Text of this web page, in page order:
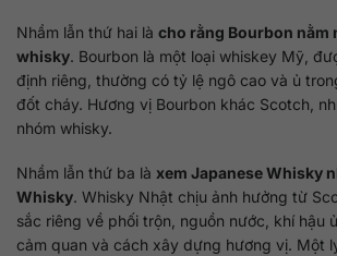
Nhầm lẫn thứ hai là cho rằng Bourbon nằm
whisky. Bourbon là một loại whiskey Mỹ,
định riêng, thường có tỷ lệ ngô cao và ủ
đốt cháy. Hương vị Bourbon khác Scotch,
nhóm whisky.
Nhầm lẫn thứ ba là xem Japanese Whisky
Whisky. Whisky Nhật chịu ảnh hưởng từ
sắc riêng về phối trộn, nguồn nước, khí hậu
cảm quan và cách xây dựng hương vị. Một